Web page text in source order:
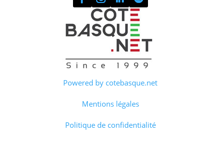
Powered by cotebasque.net
Mentions légales
Politique de confidentialité